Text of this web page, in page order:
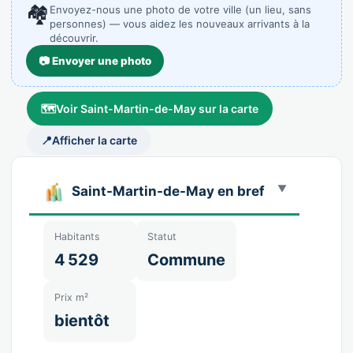
🏘️ Envoyez-nous une photo de votre ville (un lieu, sans
personnes) — vous aidez les nouveaux arrivants à la
découvrir.
📷 Envoyer une photo
🗺️Voir Saint-Martin-de-May sur la carte
📍Afficher la carte
Saint-Martin-de-May en bref
Habitants
4 529
Statut
Commune
Prix m²
bientôt